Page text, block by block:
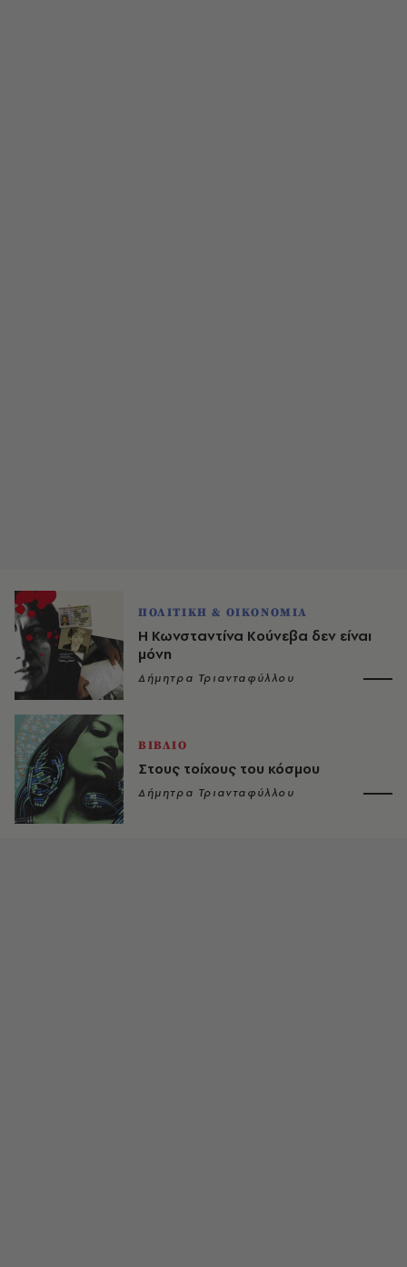
ΠΟΛΙΤΙΚΗ & ΟΙΚΟΝΟΜΙΑ
Η Κωνσταντίνα Κούνεβα δεν είναι
μόνη
Δήμητρα Τριανταφύλλου
ΒΙΒΛΙΟ
Στους τοίχους του κόσμου
Δήμητρα Τριανταφύλλου